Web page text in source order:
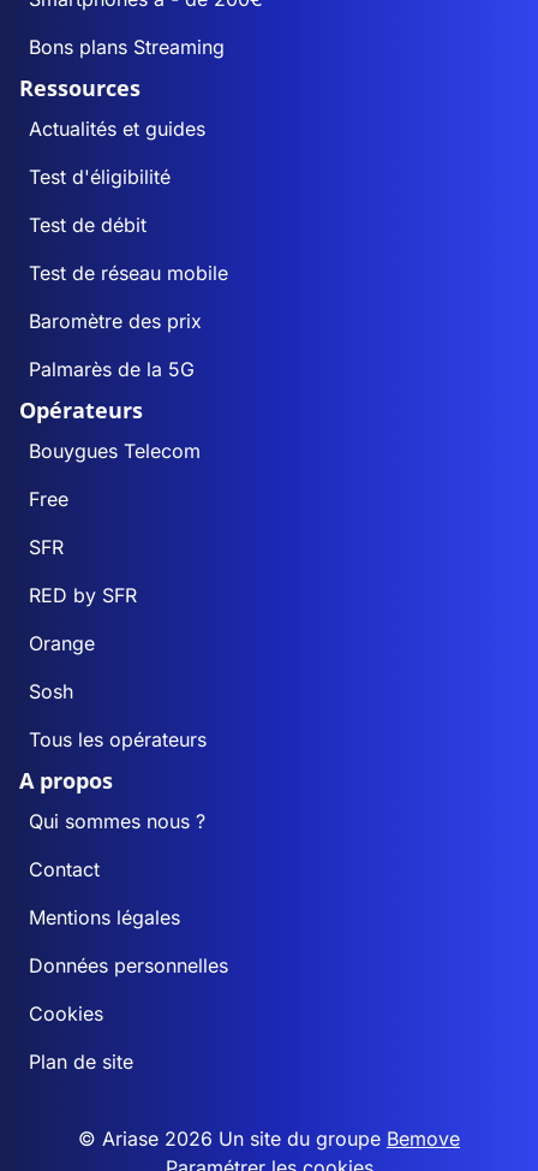
Bons plans Streaming
Ressources
Actualités et guides
Test d'éligibilité
Test de débit
Test de réseau mobile
Baromètre des prix
Palmarès de la 5G
Opérateurs
Bouygues Telecom
Free
SFR
RED by SFR
Orange
Sosh
Tous les opérateurs
A propos
Qui sommes nous ?
Contact
Mentions légales
Données personnelles
Cookies
Plan de site
© Ariase 2026 Un site du groupe Bemove